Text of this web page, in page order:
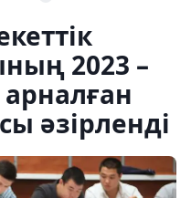
2023 –
әзірленді